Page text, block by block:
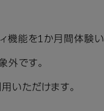
機能を1か月間体験い
外です。
いただけます。